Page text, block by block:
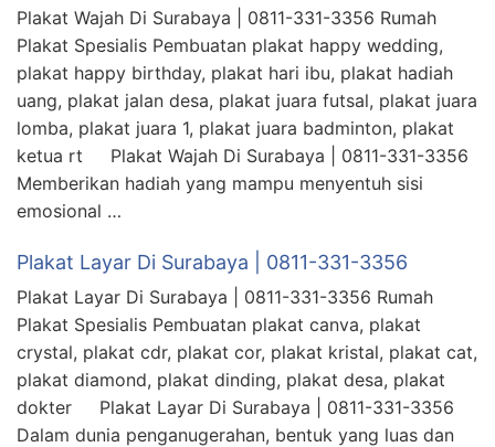
Plakat Wajah Di Surabaya | 0811-331-3356 Rumah
Plakat Spesialis Pembuatan plakat happy wedding,
plakat happy birthday, plakat hari ibu, plakat hadiah
uang, plakat jalan desa, plakat juara futsal, plakat juara
lomba, plakat juara 1, plakat juara badminton, plakat
ketua rt Plakat Wajah Di Surabaya | 0811-331-3356
Memberikan hadiah yang mampu menyentuh sisi
emosional …
Plakat Layar Di Surabaya | 0811-331-3356
Plakat Layar Di Surabaya | 0811-331-3356 Rumah
Plakat Spesialis Pembuatan plakat canva, plakat
crystal, plakat cdr, plakat cor, plakat kristal, plakat cat,
plakat diamond, plakat dinding, plakat desa, plakat
dokter Plakat Layar Di Surabaya | 0811-331-3356
Dalam dunia penganugerahan, bentuk yang luas dan